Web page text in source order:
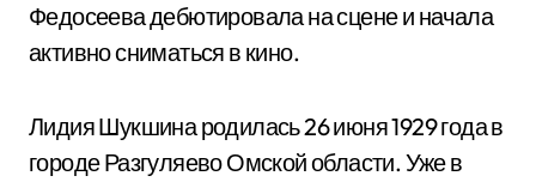
Федосеева дебютировала на сцене и начала
активно сниматься в кино.
Лидия Шукшина родилась 26 июня 1929 года в
городе Разгуляево Омской области. Уже в